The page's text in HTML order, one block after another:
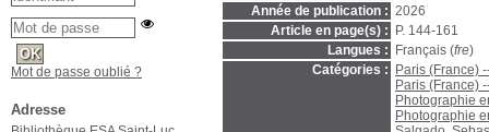
Année de publication : 2026
Article en page(s) :
P. 144-161
Langues :
Français (fre)
Catégories :
Paris (France)
Paris (France)
Photographie
Photographie
Mot de passe oublié ?
Adresse